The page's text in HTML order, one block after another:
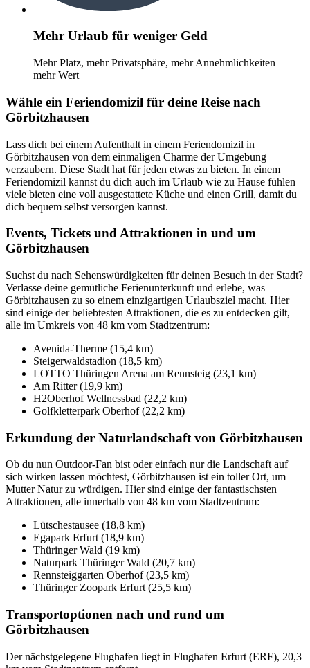
Mehr Urlaub für weniger Geld
Mehr Platz, mehr Privatsphäre, mehr Annehmlichkeiten –
mehr Wert
Wähle ein Feriendomizil für deine Reise nach
Görbitzhausen
Lass dich bei einem Aufenthalt in einem Feriendomizil in
Görbitzhausen von dem einmaligen Charme der Umgebung
verzaubern. Diese Stadt hat für jeden etwas zu bieten. In einem
Feriendomizil kannst du dich auch im Urlaub wie zu Hause fühlen –
viele bieten eine voll ausgestattete Küche und einen Grill, damit du
dich bequem selbst versorgen kannst.
Events, Tickets und Attraktionen in und um
Görbitzhausen
Suchst du nach Sehenswürdigkeiten für deinen Besuch in der Stadt?
Verlasse deine gemütliche Ferienunterkunft und erlebe, was
Görbitzhausen zu so einem einzigartigen Urlaubsziel macht. Hier
sind einige der beliebtesten Attraktionen, die es zu entdecken gilt, –
alle im Umkreis von 48 km vom Stadtzentrum:
Avenida-Therme (15,4 km)
Steigerwaldstadion (18,5 km)
LOTTO Thüringen Arena am Rennsteig (23,1 km)
Am Ritter (19,9 km)
H2Oberhof Wellnessbad (22,2 km)
Golfkletterpark Oberhof (22,2 km)
Erkundung der Naturlandschaft von Görbitzhausen
Ob du nun Outdoor-Fan bist oder einfach nur die Landschaft auf
sich wirken lassen möchtest, Görbitzhausen ist ein toller Ort, um
Mutter Natur zu würdigen. Hier sind einige der fantastischsten
Attraktionen, alle innerhalb von 48 km vom Stadtzentrum:
Lütschestausee (18,8 km)
Egapark Erfurt (18,9 km)
Thüringer Wald (19 km)
Naturpark Thüringer Wald (20,7 km)
Rennsteiggarten Oberhof (23,5 km)
Thüringer Zoopark Erfurt (25,5 km)
Transportoptionen nach und rund um
Görbitzhausen
Der nächstgelegene Flughafen liegt in Flughafen Erfurt (ERF), 20,3